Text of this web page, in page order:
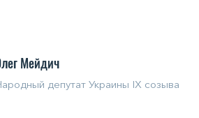
Мейдич
депутат Украины IX созыва